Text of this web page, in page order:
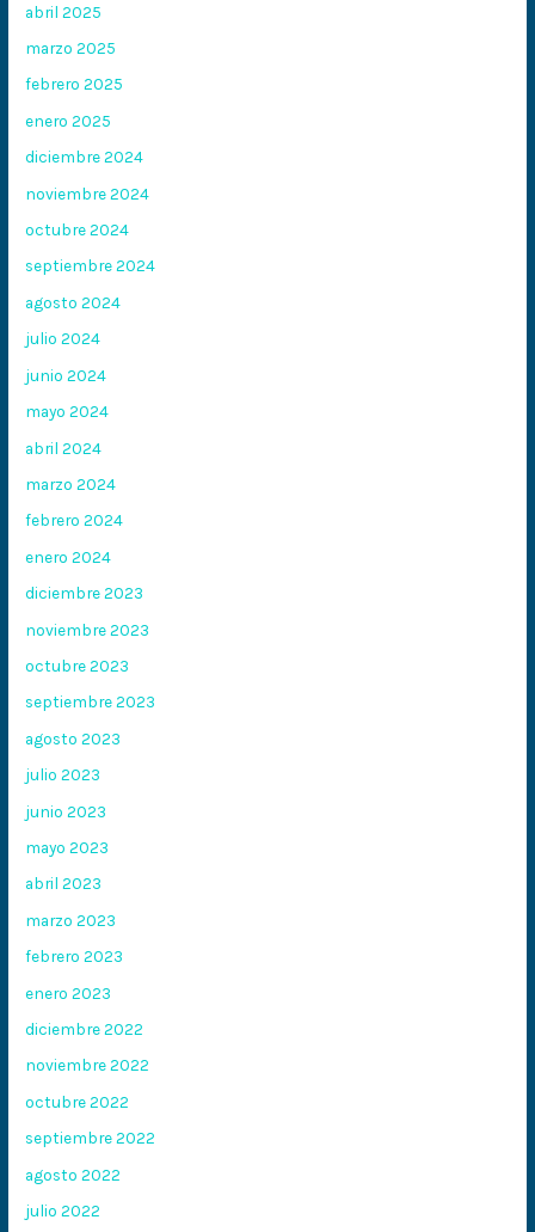
abril 2025
marzo 2025
febrero 2025
enero 2025
diciembre 2024
noviembre 2024
octubre 2024
septiembre 2024
agosto 2024
julio 2024
junio 2024
mayo 2024
abril 2024
marzo 2024
febrero 2024
enero 2024
diciembre 2023
noviembre 2023
octubre 2023
septiembre 2023
agosto 2023
julio 2023
junio 2023
mayo 2023
abril 2023
marzo 2023
febrero 2023
enero 2023
diciembre 2022
noviembre 2022
octubre 2022
septiembre 2022
agosto 2022
julio 2022